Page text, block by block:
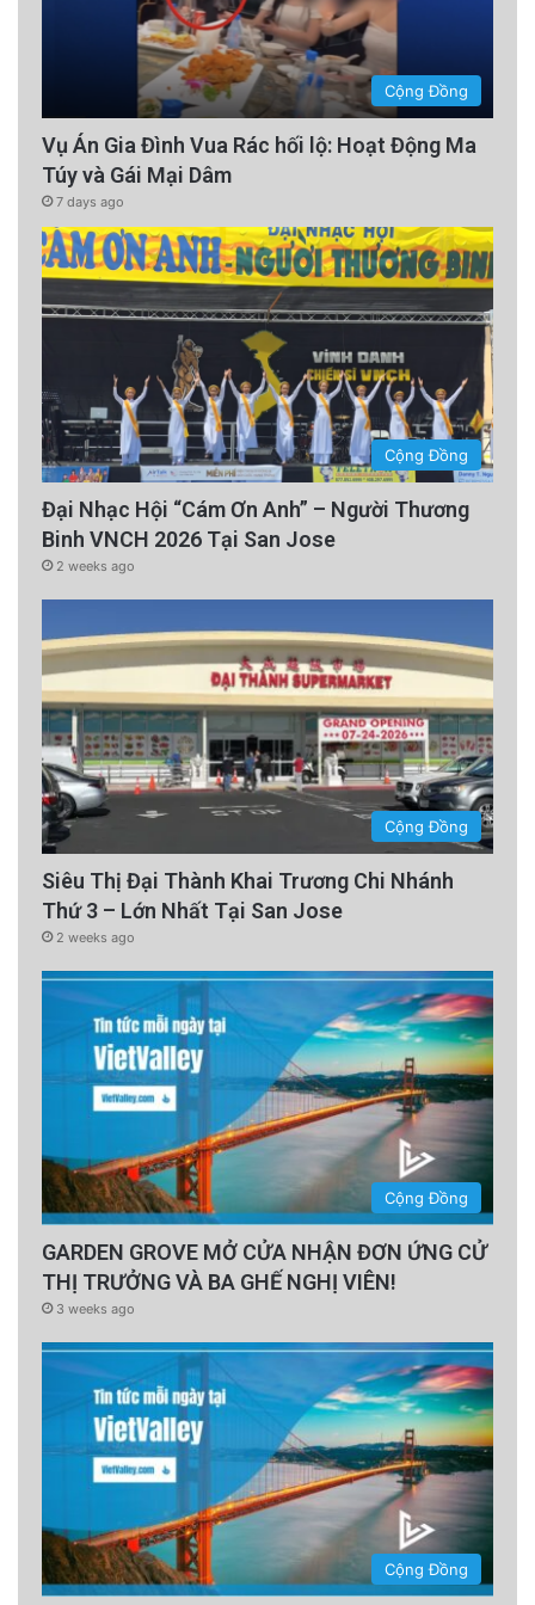
Cộng Đồng
Vụ Án Gia Đình Vua Rác hối lộ: Hoạt Động Ma
Túy và Gái Mại Dâm
7 days ago
Cộng Đồng
Đại Nhạc Hội “Cám Ơn Anh” – Người Thương
Binh VNCH 2026 Tại San Jose
2 weeks ago
Cộng Đồng
Siêu Thị Đại Thành Khai Trương Chi Nhánh
Thứ 3 – Lớn Nhất Tại San Jose
2 weeks ago
Cộng Đồng
GARDEN GROVE MỞ CỬA NHẬN ĐƠN ỨNG CỬ
THỊ TRƯỞNG VÀ BA GHẾ NGHỊ VIÊN!
3 weeks ago
Cộng Đồng